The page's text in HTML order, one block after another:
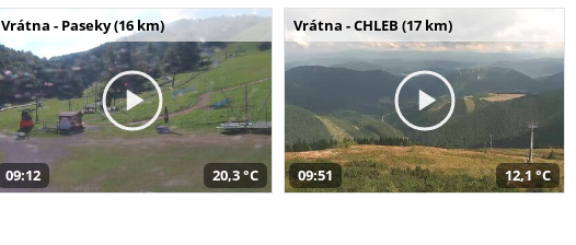
Vrátna - Paseky (16 km)
09:12 20,3 °C
Vrátna - CHLEB (17 km)
09:51 12,1 °C